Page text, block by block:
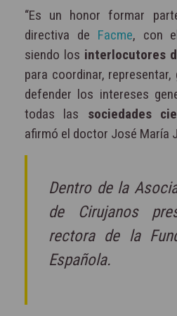
“Es un honor formar
directiva de Facme, con
siendo los interlocutores
para coordinar,
defender los intereses
todas las sociedades
afirmó el doctor José María
Dentro de la
de Cirujanos
rectora de la
Española.